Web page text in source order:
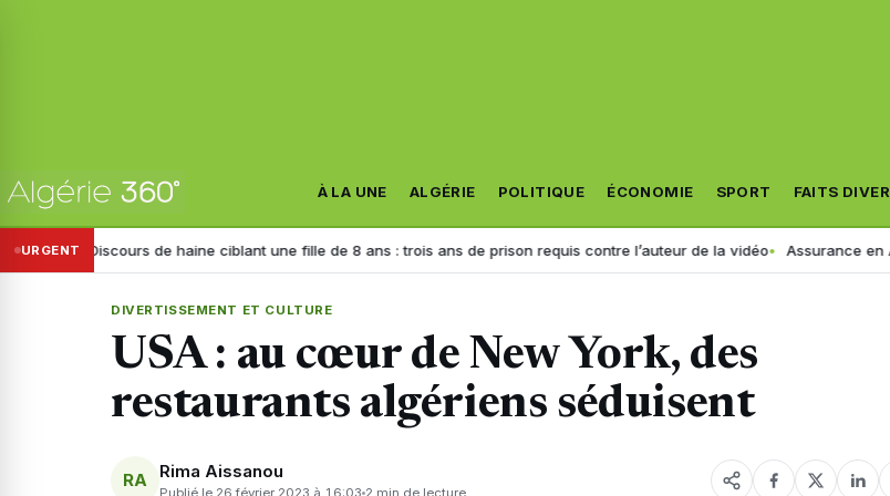
À LA UNE ALGÉRIE POLITIQUE ÉCONOMIE SPORT FAITS
URGENTde haine ciblant une fille de 8 ans : trois ans de prison requis contre l’auteur de la vidéo Assurance en Algérie :
DIVERTISSEMENT ET CULTURE
USA : au cœur de New York, des
restaurants algériens séduisent
RA Rima Aissanou
Publié le 26 février 2023 à 16:03 2 min de lecture